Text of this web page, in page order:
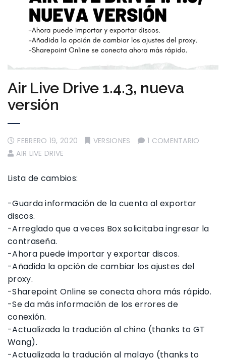
Air Live Drive 1.4.3, nueva
versión
FEBRERO 19, 2020 VERSIONES
1 COMENTARIO
AIR LIVE DRIVE
Lista de cambios:
-Guarda información de la cuenta al exportar
discos.
-Arreglado que a veces Box solicitaba ingresar la
contraseña.
-Ahora puede importar y exportar discos.
-Añadida la opción de cambiar los ajustes del
proxy.
-Sharepoint Online se conecta ahora más rápido.
-Se da más información de los errores de
conexión.
-Actualizada la tradución al chino (thanks to GT
Wang).
-Actualizada la tradución al malayo (thanks to